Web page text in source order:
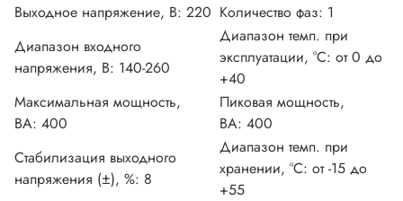
Выходное напряжение, В: 220 Количество фаз: 1
Диапазон входного
напряжения, В: 140-260
Диапазон темп. при
эксплуатации, °С: от 0 до
+40
Максимальная мощность,
ВА: 400
Пиковая мощность,
ВА: 400
Стабилизация выходного
напряжения (±), %: 8
Диапазон темп. при
хранении, °С: от -15 до
+55